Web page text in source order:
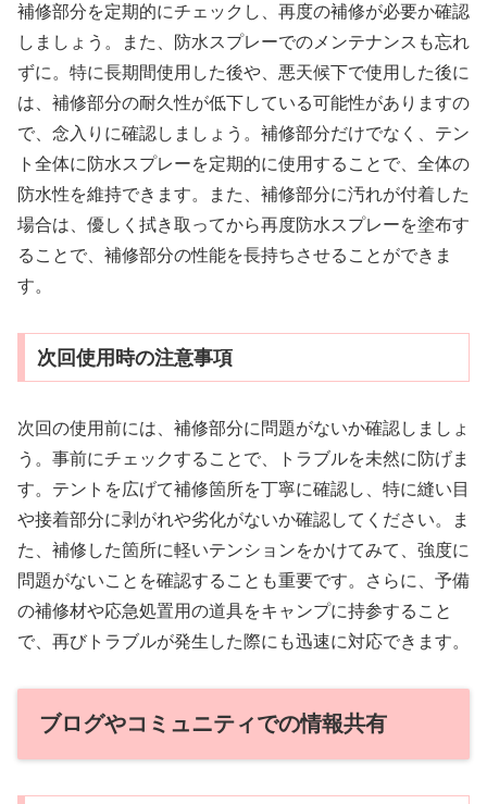
補修部分を定期的にチェックし、再度の補修が必要か確認
しましょう。また、防水スプレーでのメンテナンスも忘れ
ずに。特に長期間使用した後や、悪天候下で使用した後に
は、補修部分の耐久性が低下している可能性がありますの
で、念入りに確認しましょう。補修部分だけでなく、テン
ト全体に防水スプレーを定期的に使用することで、全体の
防水性を維持できます。また、補修部分に汚れが付着した
場合は、優しく拭き取ってから再度防水スプレーを塗布す
ることで、補修部分の性能を長持ちさせることができま
す。
次回使用時の注意事項
次回の使用前には、補修部分に問題がないか確認しましょ
う。事前にチェックすることで、トラブルを未然に防げま
す。テントを広げて補修箇所を丁寧に確認し、特に縫い目
や接着部分に剥がれや劣化がないか確認してください。ま
た、補修した箇所に軽いテンションをかけてみて、強度に
問題がないことを確認することも重要です。さらに、予備
の補修材や応急処置用の道具をキャンプに持参すること
で、再びトラブルが発生した際にも迅速に対応できます。
ブログやコミュニティでの情報共有